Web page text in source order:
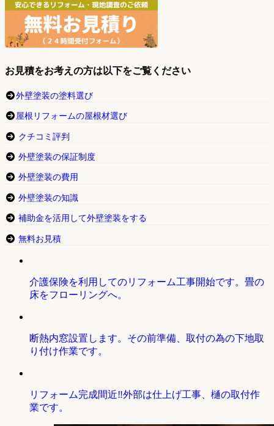
お見積をお考えの方は以下をご覧ください
外壁塗装の塗料選び
屋根リフォームの屋根材選び
クチコミ評判
外壁塗装の保証制度
外壁塗装の費用
外壁塗装の知識
補助金を活用して外壁塗装をする
無料お見積
介護保険を利用してのリフォーム工事開始です。畳の
床をフローリングへ。
断熱内窓設置します。その前準備、取付の為の下地取
り付け作業です。
リフォーム完成間近‼外部は仕上げ工事、樋の取付作
業です。